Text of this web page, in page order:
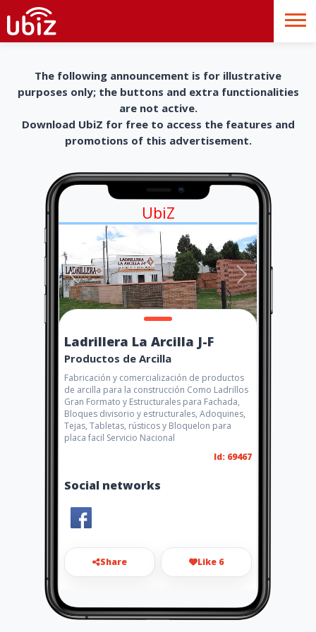
The following announcement is for illustrative
purposes only; the buttons and extra functionalities
are not active.
Download UbiZ for free to access the features and
promotions of this advertisement.
UbiZ
Ladrillera La Arcilla J-F
Productos de Arcilla
Fabricación y comercialización de productos
de arcilla para la construcción Como Ladrillos
Gran Formato y Estructurales para Fachada,
Bloques divisorio y estructurales, Adoquines,
Tejas, Tabletas, rústicos y Bloquelon para
placa facil Servicio Nacional
Id: 69467
Social networks
Share Like 6
m